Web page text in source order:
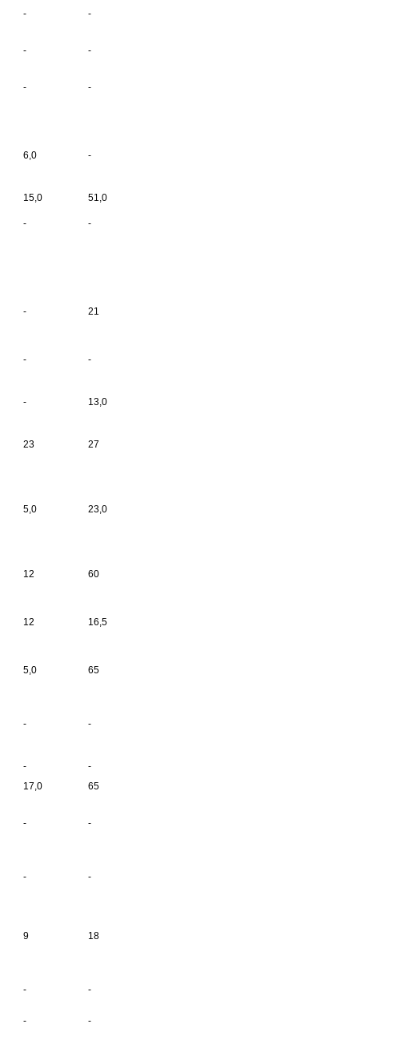
- -
- -
- -
6,0 -
15,0 51,0
- -
- 21
- -
- 13,0
23 27
5,0 23,0
12 60
12 16,5
5,0 65
- -
-
-
17,0 65
- -
- -
9 18
- -
-
-